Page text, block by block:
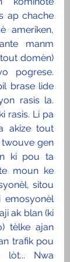
ap chache
ameriken,
manm
domèn)
pogrese.
brase lide
rasis la.
rasis. Li pa
akize tout
twouve gen
ki pou ta
moun ke
sitou
emosyonèl
ak blan (ki
tèlke ajan
trafik pou
Nwa